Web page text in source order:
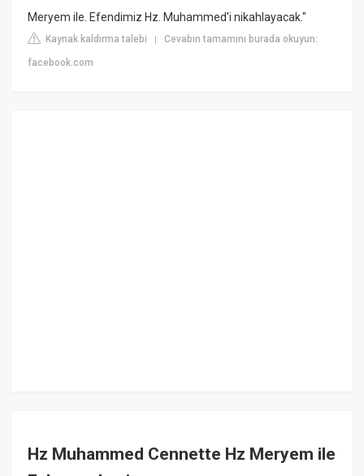
Meryem ile. Efendimiz Hz. Muhammed'i nikahlayacak."
Kaynak kaldırma talebi |Cevabın tamamını burada okuyun:
facebook.com
Hz Muhammed Cennette Hz Meryem ile